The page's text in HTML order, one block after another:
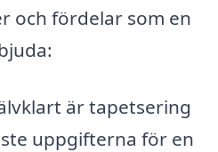
och fördelar som en
är tapetsering
uppgifterna för en